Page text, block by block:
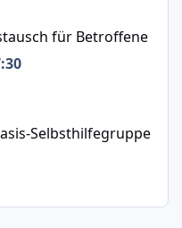
Betroffene
für Betroffene
Selbsthilfegruppe